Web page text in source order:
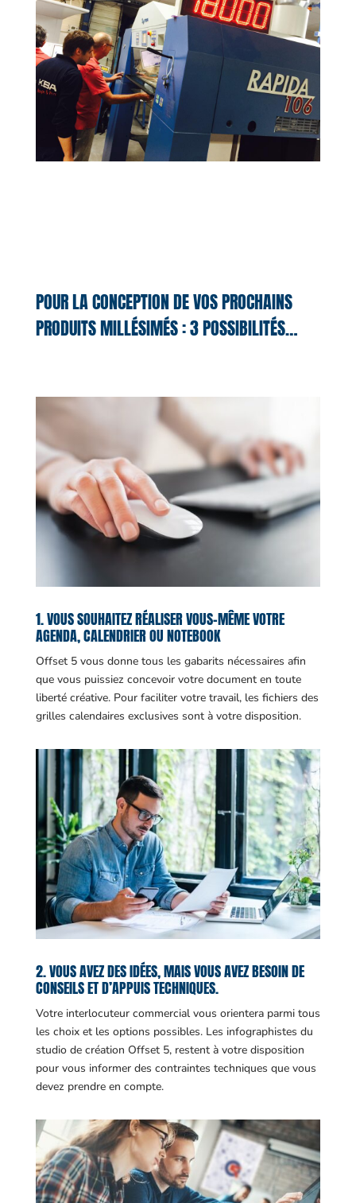
POUR LA CONCEPTION DE VOS PROCHAINS
PRODUITS MILLÉSIMÉS : 3 POSSIBILITÉS…
1. VOUS SOUHAITEZ RÉALISER VOUS-MÊME VOTRE
AGENDA, CALENDRIER OU NOTEBOOK
Offset 5 vous donne tous les gabarits nécessaires afin
que vous puissiez concevoir votre document en toute
liberté créative. Pour faciliter votre travail, les fichiers des
grilles calendaires exclusives sont à votre disposition.
2. VOUS AVEZ DES IDÉES, MAIS VOUS AVEZ BESOIN DE
CONSEILS ET D’APPUIS TECHNIQUES.
Votre interlocuteur commercial vous orientera parmi tous
les choix et les options possibles. Les infographistes du
studio de création Offset 5, restent à votre disposition
pour vous informer des contraintes techniques que vous
devez prendre en compte.